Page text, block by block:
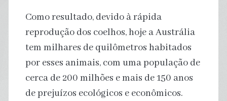
Como resultado, devido à rápida
reprodução dos coelhos, hoje a Austrália
tem milhares de quilômetros habitados
por esses animais, com uma população de
cerca de 200 milhões e mais de 150 anos
de prejuízos ecológicos e econômicos.